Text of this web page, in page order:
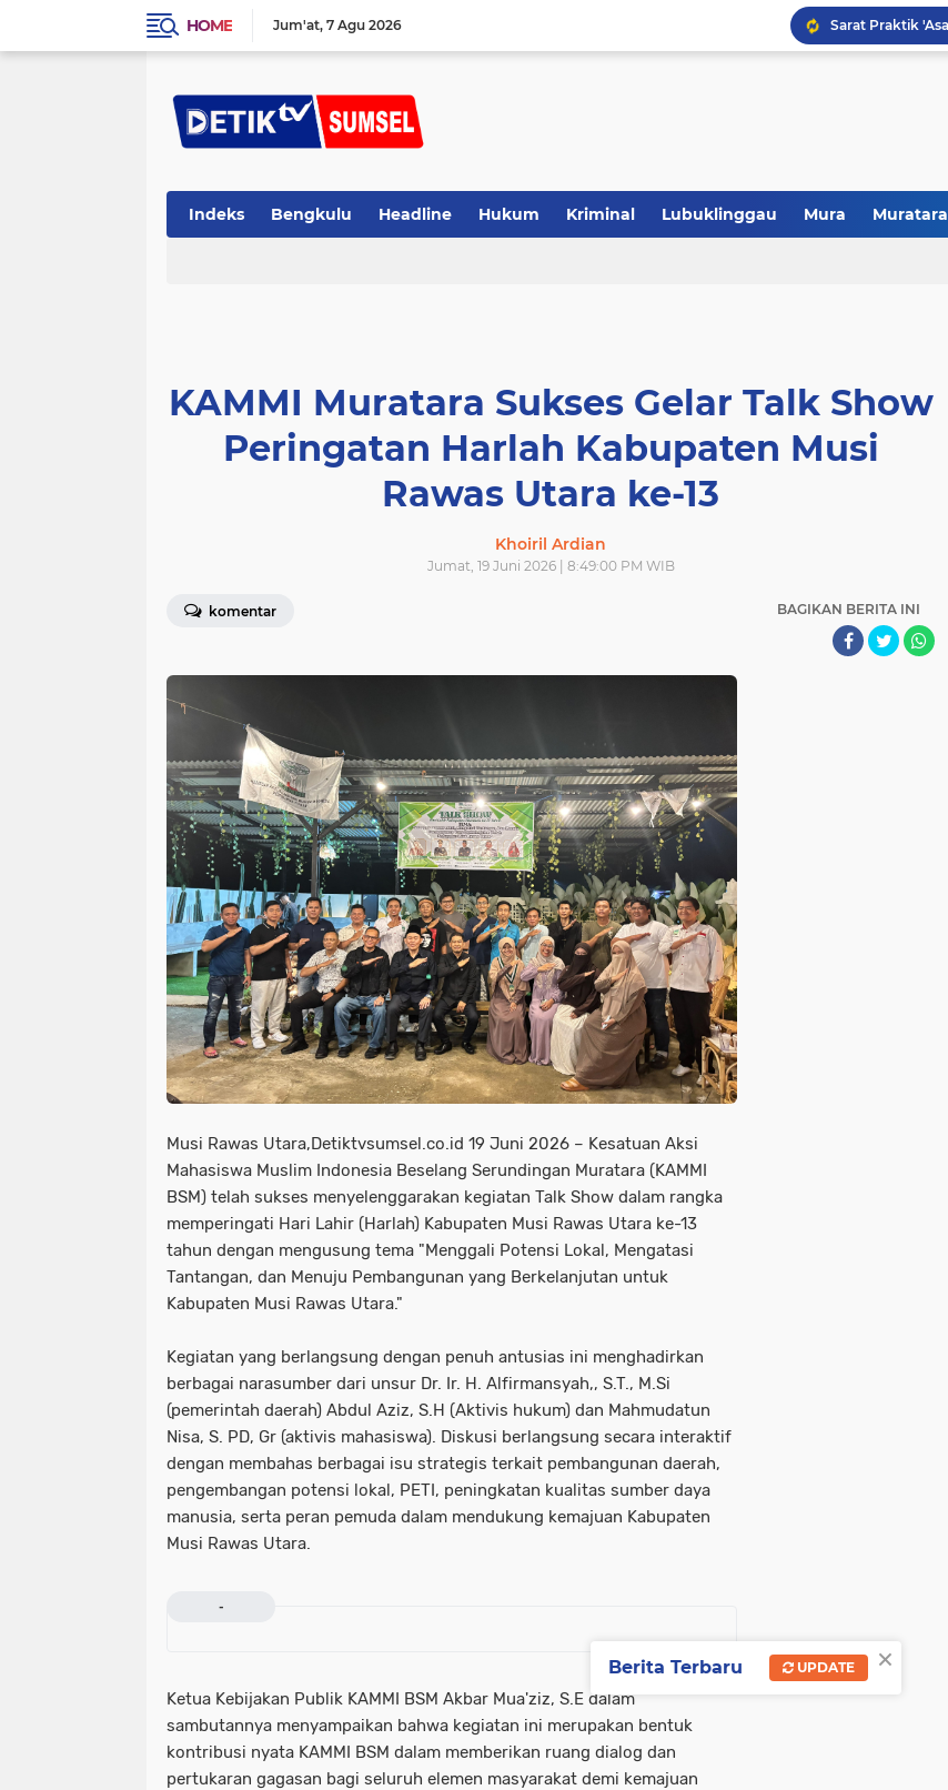
HOME Jum'at 7 Agu 2026
Indeks Bengkulu Headline Hukum Kriminal Lubuklinggau Mura Muratara
KAMMI Muratara Sukses Gelar Talk Show
Peringatan Harlah Kabupaten Musi
Rawas Utara ke-13
Khoiril Ardian
Jumat, 19 Juni 2026 | 8:49:00 PM WIB
komentar BAGIKAN BERITA INI
Musi Rawas Utara,Detiktvsumsel.co.id 19 Juni 2026 – Kesatuan Aksi
Mahasiswa Muslim Indonesia Beselang Serundingan Muratara (KAMMI
BSM) telah sukses menyelenggarakan kegiatan Talk Show dalam rangka
memperingati Hari Lahir (Harlah) Kabupaten Musi Rawas Utara ke-13
tahun dengan mengusung tema "Menggali Potensi Lokal, Mengatasi
Tantangan, dan Menuju Pembangunan yang Berkelanjutan untuk
Kabupaten Musi Rawas Utara."
Kegiatan yang berlangsung dengan penuh antusias ini menghadirkan
berbagai narasumber dari unsur Dr. Ir. H. Alfirmansyah,, S.T., M.Si
(pemerintah daerah) Abdul Aziz, S.H (Aktivis hukum) dan Mahmudatun
Nisa, S. PD, Gr (aktivis mahasiswa). Diskusi berlangsung secara interaktif
dengan membahas berbagai isu strategis terkait pembangunan daerah,
pengembangan potensi lokal, PETI, peningkatan kualitas sumber daya
manusia, serta peran pemuda dalam mendukung kemajuan Kabupaten
Musi Rawas Utara.
-
Ketua Kebijakan Publik KAMMI BSM Akbar Mua'ziz, S.E dalam
sambutannya menyampaikan bahwa kegiatan ini merupakan bentuk
kontribusi nyata KAMMI BSM dalam memberikan ruang dialog dan
pertukaran gagasan bagi seluruh elemen masyarakat demi kemajuan
×
Berita Terbaru UPDATE